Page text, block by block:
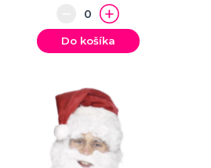
Do košíka